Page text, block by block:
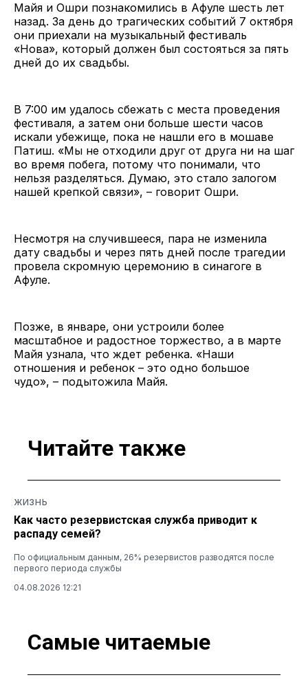
Майя и Ошри познакомились в Афуле шесть лет
назад. За день до трагических событий 7 октября
они приехали на музыкальный фестиваль
«Нова», который должен был состояться за пять
дней до их свадьбы.
В 7:00 им удалось сбежать с места проведения
фестиваля, а затем они больше шести часов
искали убежище, пока не нашли его в мошаве
Патиш. «Мы не отходили друг от друга ни на шаг
во время побега, потому что понимали, что
нельзя разделяться. Думаю, это стало залогом
нашей крепкой связи», – говорит Ошри.
Несмотря на случившееся, пара не изменила
дату свадьбы и через пять дней после трагедии
провела скромную церемонию в синагоге в
Афуле.
Позже, в январе, они устроили более
масштабное и радостное торжество, а в марте
Майя узнала, что ждет ребенка. «Наши
отношения и ребенок – это одно большое
чудо», – подытожила Майя.
Читайте также
ЖИЗНЬ
Как часто резервистская служба приводит к
распаду семей?
По официальным данным, 26% резервистов разводятся после
первого периода службы
04.08.2026 12:21
Самые читаемые